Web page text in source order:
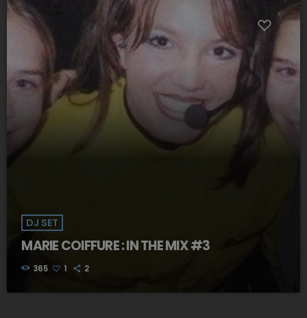
DJ SET
MARIE COIFFURE : IN THE MIX #3
365 1 2